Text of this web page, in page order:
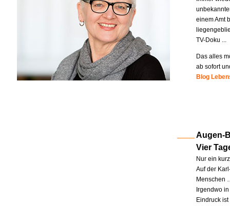
einem Amt
TV-Doku ...
Das alles
ab sofort
Blog
Augen-
Vier
Nur ein
Auf der
Menschen
Irgendwo
Eindruck